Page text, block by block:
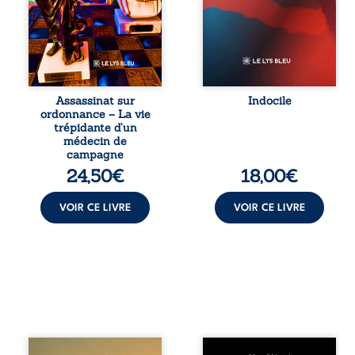
famille, qui revient
sur son parcours
médical, syndical
et ordinal. Depuis
septembre 2013, il
raconte le long
combat qui l’a
conduit à être
écarté du corps
médical, malgré
une décision de
première instance
Assassinat sur
ordonnance – La vie
trépidante d’un
médecin de
campagne
24,50€
VOIR CE LIVRE
sabote, cet
ouvrage parle à
vivent trop fort,
trop vrai, trop tôt.
traversée. Une
langue nue. Une
Indocile
18,00€
VOIR CE LIVRE